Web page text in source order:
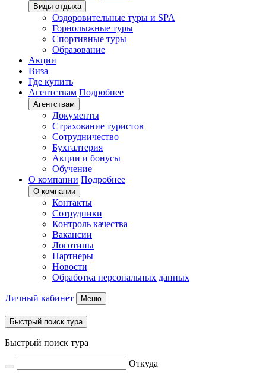
Виды отдыха
Оздоровительные туры и SPA
Горнолыжные туры
Спортивные туры
Образование
Акции
Виза
Где купить
Агентствам Подробнее
Агентствам
Документы
Страхование туристов
Сотрудничество
Бухгалтерия
Акции и бонусы
Обучение
О компании Подробнее
О компании
Контакты
Сотрудники
Контроль качества
Вакансии
Логотипы
Партнеры
Новости
Обработка персональных данных
Личный кабинет Меню
Быстрый поиск тура
Быстрый поиск тура
Откуда